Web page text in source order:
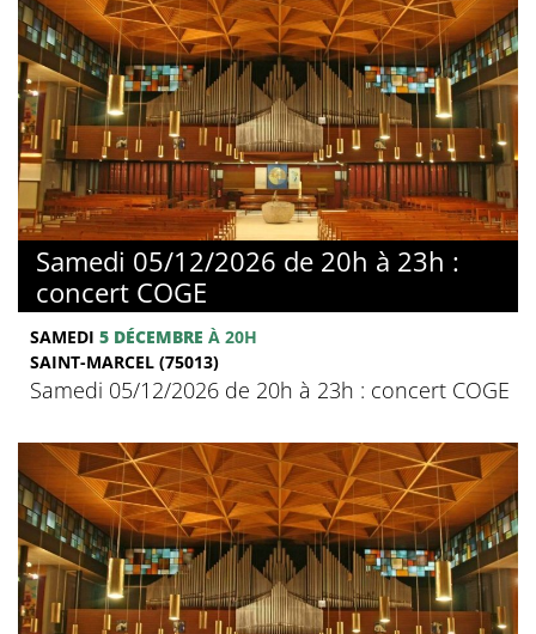
Samedi 05/12/2026 de 20h à 23h :
concert COGE
SAMEDI 5 DÉCEMBRE À 20H
SAINT-MARCEL (75013)
Samedi 05/12/2026 de 20h à 23h : concert COGE